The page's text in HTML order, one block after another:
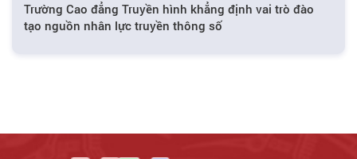
Trường Cao đẳng Truyền hình khẳng định vai trò đào
tạo nguồn nhân lực truyền thông số